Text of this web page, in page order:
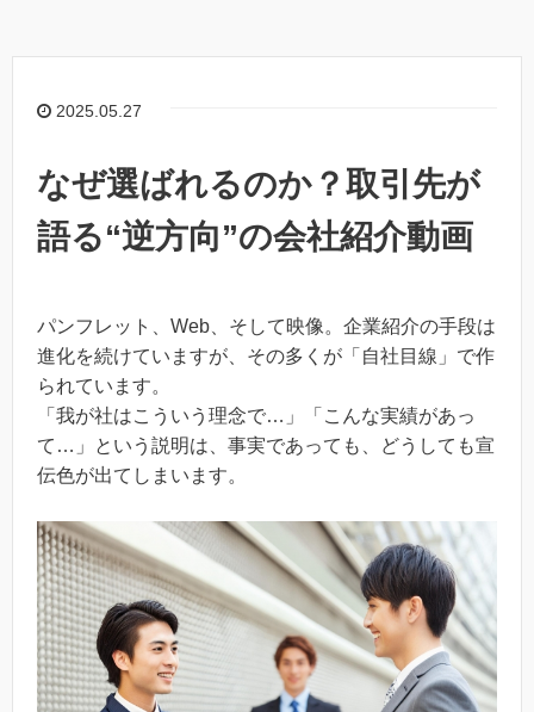
2025.05.27
なぜ選ばれるのか？取引先が
語る“逆方向”の会社紹介動画
パンフレット、Web、そして映像。企業紹介の手段は
進化を続けていますが、その多くが「自社目線」で作
られています。
「我が社はこういう理念で…」「こんな実績があっ
て…」という説明は、事実であっても、どうしても宣
伝色が出てしまいます。